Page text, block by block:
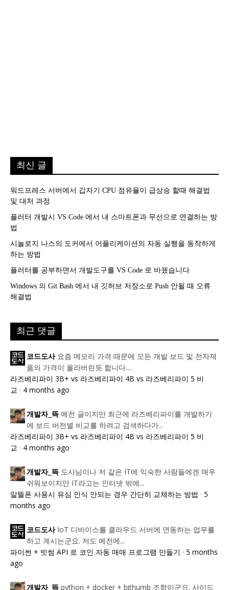
최신 글
워드프레스 서버에서 갑자기 CPU 점유율이 급상승 할때 해결법
및 대처 과정
플러터 개발시 VS Code 에서 내 스마트폰과 무선으로 연결하는 방
법
시놀로지 나스의 도커에서 어플리케이션의 자동 실행을 동작하게
하는 방법
플러터를 공부하면서 개발도구를 VS Code 로 바꿨습니다
Windows 의 Git Bash 에서 내 깃허브 저장소로 Push 안될 때 오류
해결법
최근 댓글
코드도사 요즘 메모리 가격 때문에 모든 개발 보드 및 전자제
품의 가격이 올라버린듯 합니다....
라즈베리파이 3B+ vs 라즈베리파이 4B vs 라즈베리파이 5 비
교 · 4 months ago
개발자_뜩 예전 글이지만 최근에 라즈베리파이를 개발하기
에 보드 버전별 비교를 하려고 검색하다가...
라즈베리파이 3B+ vs 라즈베리파이 4B vs 라즈베리파이 5 비
교 · 4 months ago
개발자_뜩 도사님이나 저 같은 IT에 익숙한 사람들에겐 매우
쉬워보이지만 IT라고는 인터넷 밖에...
알뜰폰 사용시 유심 인식 안되는 경우 간단히 교체하는 방법 · 5
months ago
코드도사 IoT 디바이스를 클라우드 서버에 연동하는 업무를
하고 계시는군요. 저도 예전에...
파이썬 + 빗썸 API 로 코인 자동 매매 프로그램 만들기 · 5 months
ago
개발자_뜩 python + docker + bithumb 조합이군요. 사이드